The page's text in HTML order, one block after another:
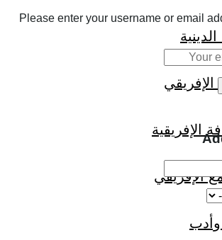
الدينية
الإفريقي
الإفريقية
الإفريقي
وأدب
Please enter your username or email